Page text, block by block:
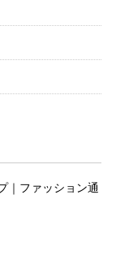
｜ファッション通